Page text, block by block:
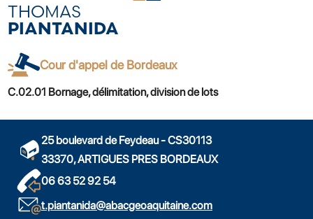
THOMAS
PIANTANIDA
Cour d'appel de Bordeaux
C.02.01 Bornage, délimitation, division de lots
25 boulevard de Feydeau - CS30113
33370, ARTIGUES PRES BORDEAUX
06 63 52 92 54
t.piantanida@abacgeoaquitaine.com